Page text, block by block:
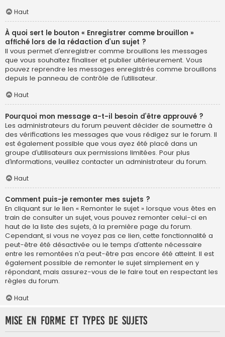
Haut
À quoi sert le bouton « Enregistrer comme brouillon »
affiché lors de la rédaction d’un sujet ?
Il vous permet d’enregistrer comme brouillons les messages
que vous souhaitez finaliser et publier ultérieurement. Vous
pouvez reprendre les messages enregistrés comme brouillons
depuis le panneau de contrôle de l’utilisateur.
Haut
Pourquoi mon message a-t-il besoin d’être approuvé ?
Les administrateurs du forum peuvent décider de soumettre à
des vérifications les messages que vous rédigez sur le forum. Il
est également possible que vous ayez été placé dans un
groupe d’utilisateurs aux permissions limitées. Pour plus
d’informations, veuillez contacter un administrateur du forum.
Haut
Comment puis-je remonter mes sujets ?
En cliquant sur le lien « Remonter le sujet » lorsque vous êtes en
train de consulter un sujet, vous pouvez remonter celui-ci en
haut de la liste des sujets, à la première page du forum.
Cependant, si vous ne voyez pas ce lien, cette fonctionnalité a
peut-être été désactivée ou le temps d’attente nécessaire
entre les remontées n’a peut-être pas encore été atteint. Il est
également possible de remonter le sujet simplement en y
répondant, mais assurez-vous de le faire tout en respectant les
règles du forum.
Haut
Mise en forme et types de sujets